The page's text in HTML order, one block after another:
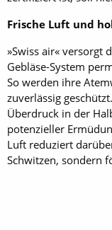
Frische Luft und
»Swiss air« versorgt
Gebläse-System
So werden ihre
zuverlässig
Überdruck in der
potenzieller
Luft reduziert
Schwitzen, sondern